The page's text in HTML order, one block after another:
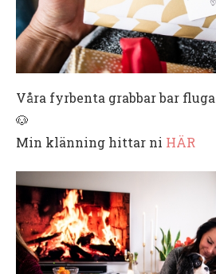
Våra fyrbenta grabbar bar
🐶
Min klänning hittar ni HÄR